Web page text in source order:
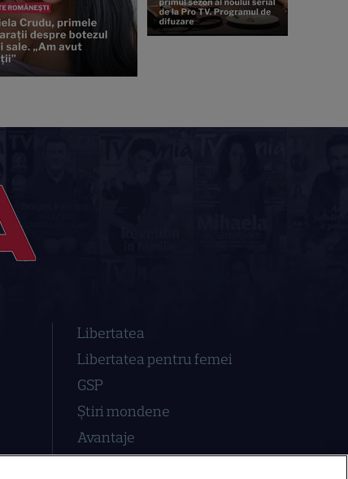
Libertatea
Libertatea pentru femei
GSP
Știri mondene
Avantaje